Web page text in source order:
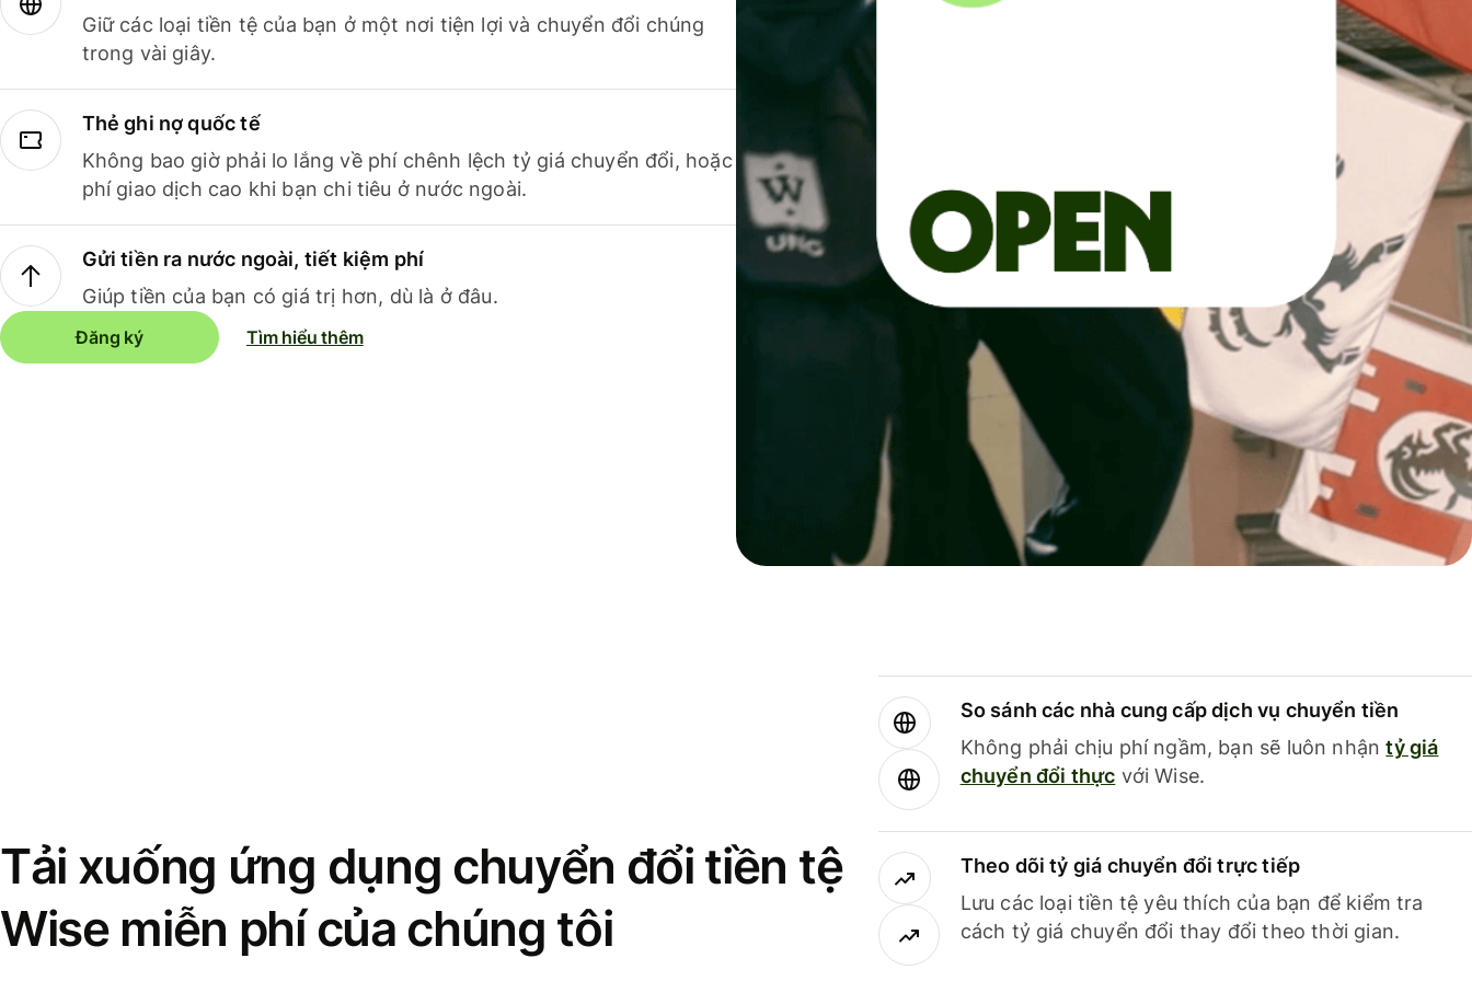
Giữ các loại tiền tệ của bạn ở một nơi tiện lợi và chuyển đổi chúng
trong vài giây.
Thẻ ghi nợ quốc tế
Không bao giờ phải lo lắng về phí chênh lệch tỷ giá chuyển đổi, hoặc
phí giao dịch cao khi bạn chi tiêu ở nước ngoài.
Gửi tiền ra nước ngoài, tiết kiệm phí
Giúp tiền của bạn có giá trị hơn, dù là ở đâu.
Đăng ký Tìm hiểu thêm
Tải xuống ứng dụng chuyển đổi tiền tệ
Wise miễn phí của chúng tôi
So sánh các nhà cung cấp dịch vụ chuyển tiền
Không phải chịu phí ngầm, bạn sẽ luôn nhậntỷ giá
chuyển đổi thực với Wise.
Theo dõi tỷ giá chuyển đổi trực tiếp
Lưu các loại tiền tệ yêu thích của bạn để kiểm tra
cách tỷ giá chuyển đổi thay đổi theo thời gian.